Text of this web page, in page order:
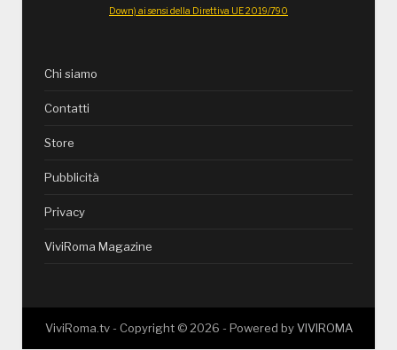
Down) ai sensi della Direttiva UE 2019/790
Chi siamo
Contatti
Store
Pubblicità
Privacy
ViviRoma Magazine
ViviRoma.tv - Copyright © 2026 - Powered byVIVIROMA